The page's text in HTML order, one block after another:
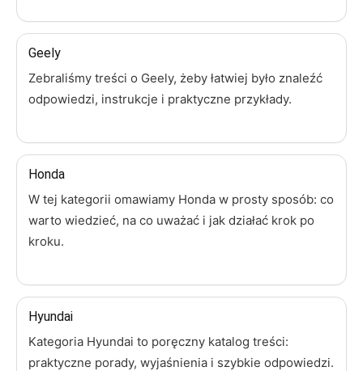
Geely
Zebraliśmy treści o Geely, żeby łatwiej było znaleźć
odpowiedzi, instrukcje i praktyczne przykłady.
Honda
W tej kategorii omawiamy Honda w prosty sposób: co
warto wiedzieć, na co uważać i jak działać krok po
kroku.
Hyundai
Kategoria Hyundai to poręczny katalog treści:
praktyczne porady, wyjaśnienia i szybkie odpowiedzi.